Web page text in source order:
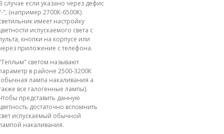
случае если указано через дефис
", (например 2700К-6500К)
имеет настройку
испускаемого света с
кнопки на корпусе или
приложение с телефона.
светом называют
в районе 2500-3200К
лампа накаливания а
все галогенные лампы).
представить данную
достаточно вспомнить
испускаемый обычной
накаливания.